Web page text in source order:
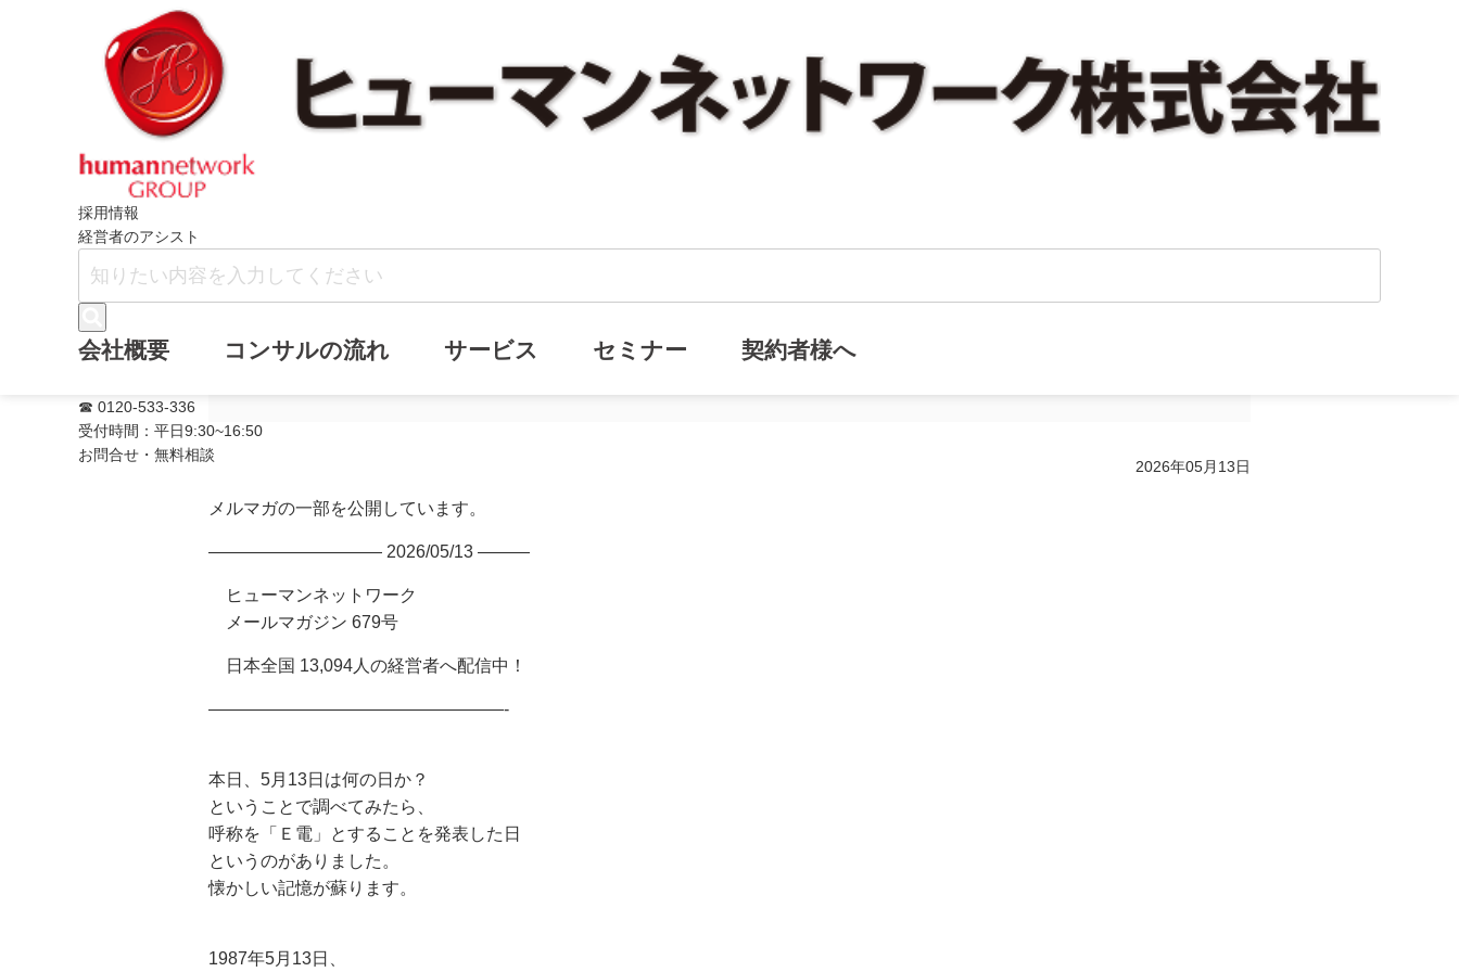
採用情報
経営者のアシスト
会社概要 コンサルの流れ サービス セミナー 契約者様へ
☎ 0120-533-336
受付時間：平日9:30~16:50
お問合せ・無料相談
ルマガジン(通号679号)
2026年05月13日
メルマガの一部を公開しています。
—————————— 2026/05/13 ———
ヒューマンネットワーク
メールマガジン 679号
日本全国 13,094人の経営者へ配信中！
—————————————————-
本日、5月13日は何の日か？
ということで調べてみたら、
呼称を「Ｅ電」とすることを発表した日
というのがありました。
懐かしい記憶が蘇ります。
1987年5月13日、